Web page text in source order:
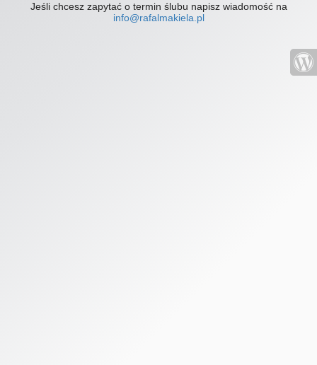
Jeśli chcesz zapytać o termin ślubu napisz wiadomość na
info@rafalmakiela.pl